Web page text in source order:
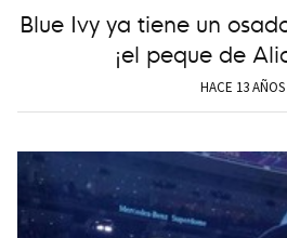
Blue Ivy ya tiene un
¡el peque de
HACE 13 AÑOS